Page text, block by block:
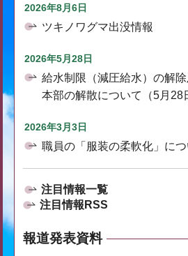
2026年8月6日
ツキノワグマ出没情報
2026年5月28日
給水制限（減圧給水）の解
本部の解散について（5月28
2026年3月3日
職員の「服装の柔軟化」につ
注目情報一覧
注目情報RSS
報道発表資料